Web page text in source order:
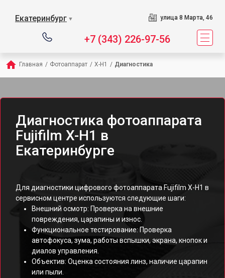
Екатеринбург ▼ улица 8 Марта, 46
+7 (343) 226-97-56
Главная / Фотоаппарат / X-H1 / Диагностика
Диагностика фотоаппарата
Fujifilm X-H1 в
Екатеринбурге
Для диагностики цифрового фотоаппарата Fujifilm X-H1 в
сервисном центре используются следующие шаги:
Внешний осмотр: Проверка на внешние
повреждения, царапины и износ.
Функциональное тестирование: Проверка
автофокуса, зума, работы вспышки, экрана, кнопок и
диалов управления.
Объектив: Оценка состояния линз, наличие царапин
или пыли.